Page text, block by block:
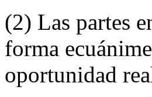
(2) Las partes
forma
oportunidad